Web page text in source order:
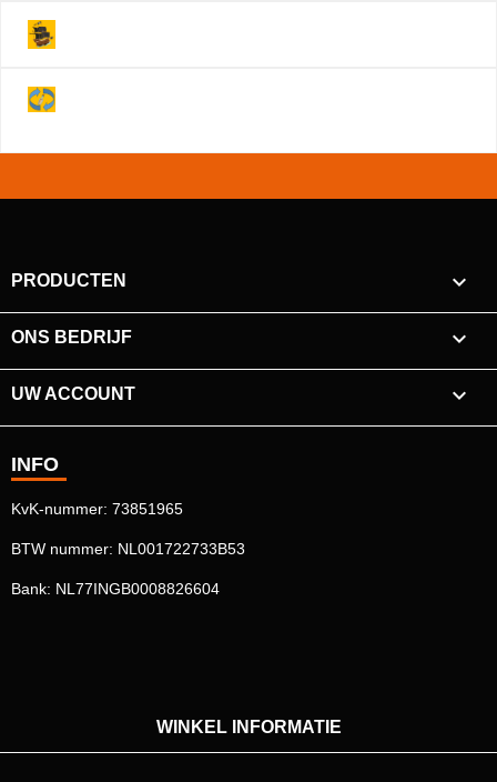
PRODUCTEN 
ONS BEDRIJF 
UW ACCOUNT 
INFO
KvK-nummer: 73851965
BTW nummer: NL001722733B53
Bank: NL77INGB0008826604
WINKEL INFORMATIE